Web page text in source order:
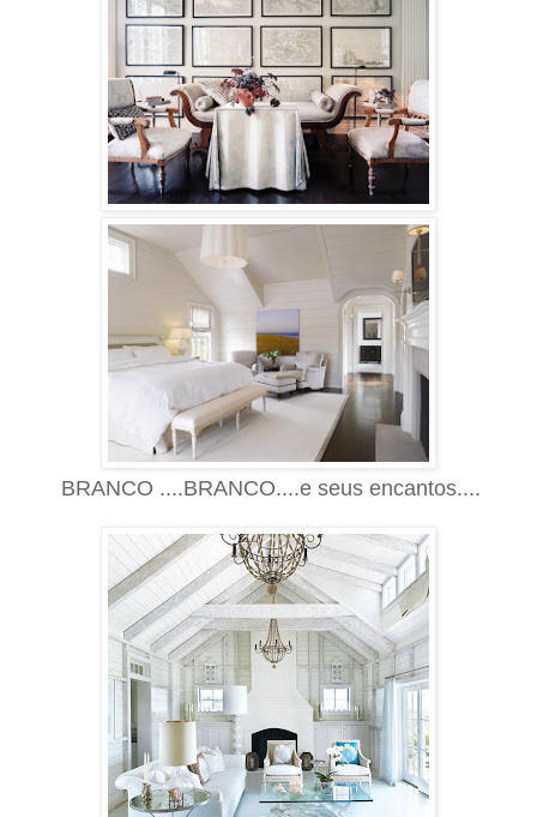
BRANCO ....BRANCO....e seus encantos....